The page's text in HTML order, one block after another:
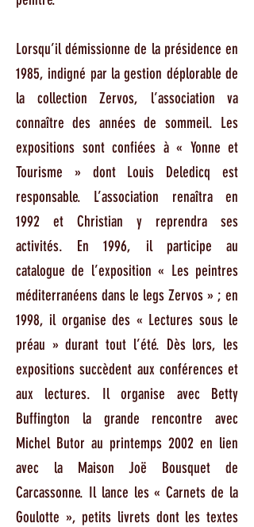
Lorsqu’il démissionne de la présidence en
1985, indigné par la gestion déplorable de
la collection Zervos, l’association va
connaître des années de sommeil. Les
expositions sont confiées à « Yonne et
Tourisme » dont Louis Deledicq est
responsable. L’association renaîtra en
1992 et Christian y reprendra ses
activités. En 1996, il participe au
catalogue de l’exposition « Les peintres
méditerranéens dans le legs Zervos » ; en
1998, il organise des « Lectures sous le
préau » durant tout l’été. Dès lors, les
expositions succèdent aux conférences et
aux lectures. Il organise avec Betty
Buffington la grande rencontre avec
Michel Butor au printemps 2002 en lien
avec la Maison Joë Bousquet de
Carcassonne. Il lance les « Carnets de la
Goulotte », petits livrets dont les textes